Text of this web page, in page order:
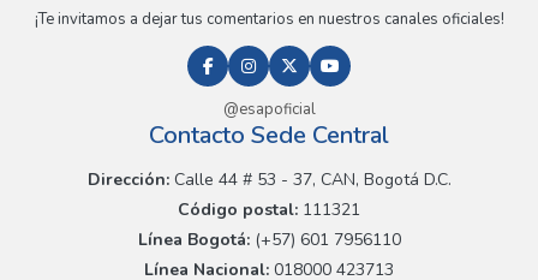
¡Te invitamos a dejar tus comentarios en nuestros canales oficiales!
@esapoficial
Contacto Sede Central
Dirección:Calle 44 # 53 - 37, CAN, Bogotá D.C.
Código postal: 111321
Línea Bogotá:(+57) 601 7956110
Línea Nacional: 018000 423713